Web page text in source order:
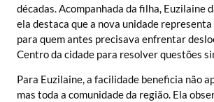
décadas. Acompanhada da filha, Euzilaine
ela destaca que a nova unidade
para quem antes precisava enfrentar
Centro da cidade para resolver questões
Para Euzilaine, a facilidade beneficia não
mas toda a comunidade da região. Ela